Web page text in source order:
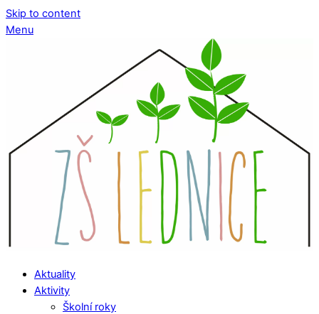
Skip to content
Menu
Aktuality
Aktivity
Školní roky